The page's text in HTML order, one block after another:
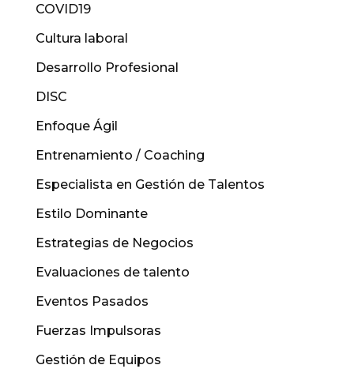
COVID19
Cultura laboral
Desarrollo Profesional
DISC
Enfoque Ágil
Entrenamiento / Coaching
Especialista en Gestión de Talentos
Estilo Dominante
Estrategias de Negocios
Evaluaciones de talento
Eventos Pasados
Fuerzas Impulsoras
Gestión de Equipos